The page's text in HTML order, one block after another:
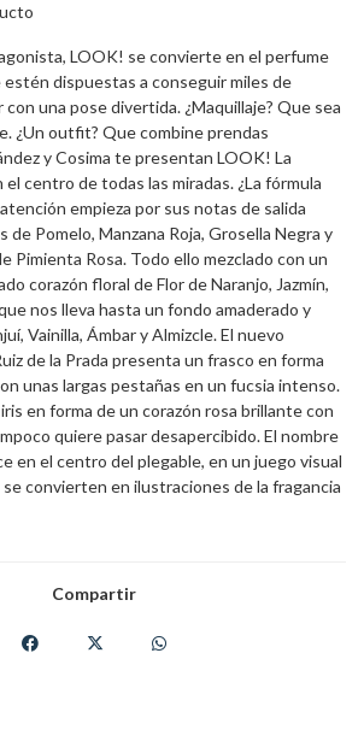
LOOK! se convierte en el perfume
dispuestas a conseguir miles de
una pose divertida. ¿Maquillaje? Que sea
¿Un outfit? Que combine prendas
y Cosima te presentan LOOK! La
centro de todas las miradas. ¿La fórmula
empieza por sus notas de salida
de Pomelo, Manzana Roja, Grosella Negra y
Pimienta Rosa. Todo ello mezclado con un
corazón floral de Flor de Naranjo, Jazmín,
nos lleva hasta un fondo amaderado y
Vainilla, Ámbar y Almizcle. El nuevo
de la Prada presenta un frasco en forma
unas largas pestañas en un fucsia intenso.
en forma de un corazón rosa brillante con
quiere pasar desapercibido. El nombre
en el centro del plegable, en un juego visual
convierten en ilustraciones de la fragancia
Compartir